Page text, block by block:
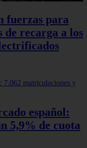
fuerzas para
recarga a los
español:
5,9% de cuota